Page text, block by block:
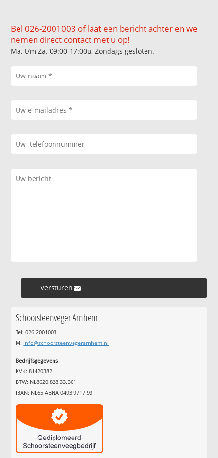
Bel 026-2001003 of laat een bericht achter en we
nemen direct contact met u op!
Ma. t/m Za. 09:00-17:00u, Zondags gesloten.
Versturen »
Schoorsteenveger Arnhem
Tel: 026-2001003
M: info@schoorsteenvegerarnhem.nl
Bedrijfsgegevens
KVK: 81420382
BTW: NL8620.828.33.B01
IBAN: NL65 ABNA 0493 9717 93